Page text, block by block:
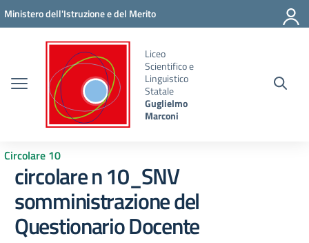
Vai ai contenuti
Vai al menu di navigazione
Vai al footer
Ministero dell'Istruzione e del Merito
Liceo
Scientifico e
Linguistico
Statale
Guglielmo
Marconi
Circolare 10
circolare n 10_SNV
somministrazione del
Questionario Docente